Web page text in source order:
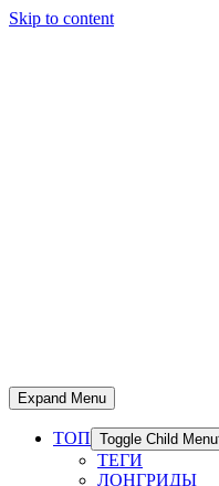
Skip to content
Expand Menu
ТОП Toggle Child Menu
ТЕГИ
ЛОНГРИДЫ